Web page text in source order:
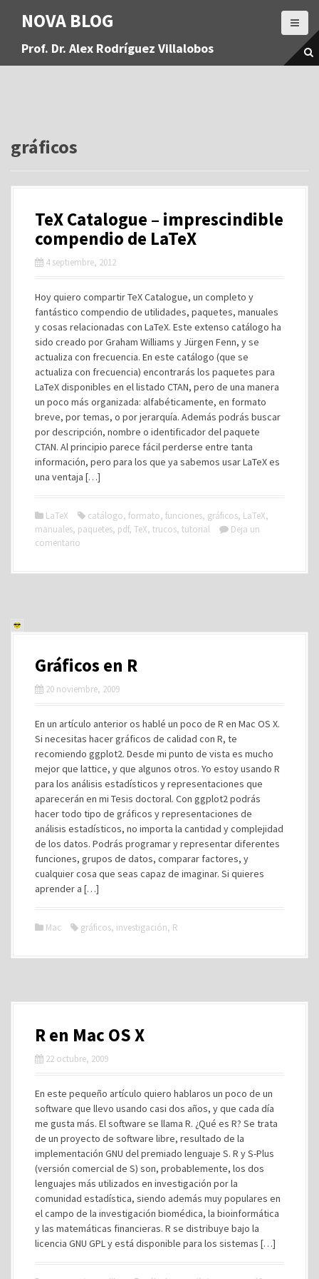
a
NOVA BLOG
Prof. Dr. Alex Rodríguez Villalobos
gráficos
TeX Catalogue – imprescindible
compendio de LaTeX
4 septiembre, 2012
Hoy quiero compartir TeX Catalogue, un completo y
fantástico compendio de utilidades, paquetes, manuales
y cosas relacionadas con LaTeX. Este extenso catálogo ha
sido creado por Graham Williams y Jürgen Fenn, y se
actualiza con frecuencia. En este catálogo (que se
actualiza con frecuencia) encontrarás los paquetes para
LaTeX disponibles en el listado CTAN, pero de una manera
un poco más organizada: alfabéticamente, en formato
breve, por temas, o por jerarquía. Además podrás buscar
por descripción, nombre o identificador del paquete
CTAN. Al principio parece fácil perderse entre tanta
información, pero para los que ya sabemos usar LaTeX es
una ventaja […]
LaTeX catálogo, formato, funciones, gráficos, LaTeX,
manuales, paquetes, pdf, TeX, trucos, tutorial
Deja un
comentario
Gráficos en R
20 noviembre, 2009
En un artículo anterior os hablé un poco de R en Mac OS X.
Si necesitas hacer gráficos de calidad con R, te
recomiendo ggplot2. Desde mi punto de vista es mucho
mejor que lattice, y que algunos otros. Yo estoy usando R
para los análisis estadísticos y representaciones que
aparecerán en mi Tesis doctoral. Con ggplot2 podrás
hacer todo tipo de gráficos y representaciones de
análisis estadísticos, no importa la cantidad y complejidad
de los datos. Podrás programar y representar diferentes
funciones, grupos de datos, comparar factores, y
cualquier cosa que seas capaz de imaginar. Si quieres
aprender a […]
Mac gráficos, investigación, R
R en Mac OS X
22 octubre, 2009
En este pequeño artículo quiero hablaros un poco de un
software que llevo usando casi dos años, y que cada día
me gusta más. El software se llama R. ¿Qué es R? Se trata
de un proyecto de software libre, resultado de la
implementación GNU del premiado lenguaje S. R y S-Plus
(versión comercial de S) son, probablemente, los dos
lenguajes más utilizados en investigación por la
comunidad estadística, siendo además muy populares en
el campo de la investigación biomédica, la bioinformática
y las matemáticas financieras. R se distribuye bajo la
licencia GNU GPL y está disponible para los sistemas […]